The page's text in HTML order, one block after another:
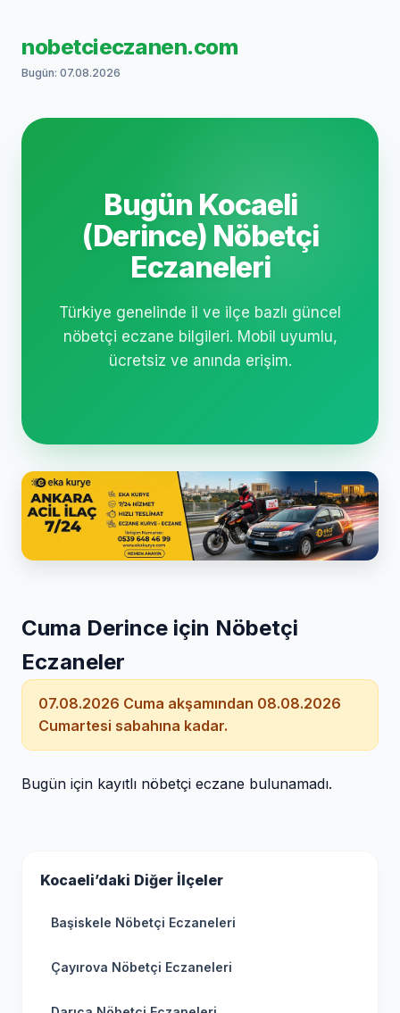
nobetcieczanen.com
Bugün: 07.08.2026
Bugün Kocaeli
(Derince) Nöbetçi
Eczaneleri
Türkiye genelinde il ve ilçe bazlı güncel
nöbetçi eczane bilgileri. Mobil uyumlu,
ücretsiz ve anında erişim.
Cuma Derince için Nöbetçi
Eczaneler
07.08.2026 Cuma akşamından 08.08.2026
Cumartesi sabahına kadar.
Bugün için kayıtlı nöbetçi eczane bulunamadı.
Kocaeli’daki Diğer İlçeler
Başiskele Nöbetçi Eczaneleri
Çayırova Nöbetçi Eczaneleri